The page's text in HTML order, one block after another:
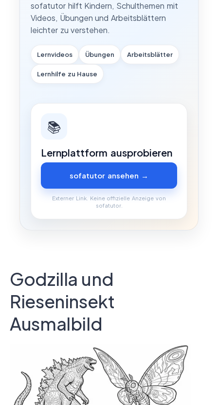
sofatutor hilft Kindern, Schulthemen mit
Videos, Übungen und Arbeitsblättern
leichter zu verstehen.
Lernvideos Übungen Arbeitsblätter
Lernhilfe zu Hause
📚
Lernplattform ausprobieren
sofatutor ansehen →
Externer Link. Keine offizielle Anzeige von
sofatutor.
Godzilla und
Rieseninsekt
Ausmalbild